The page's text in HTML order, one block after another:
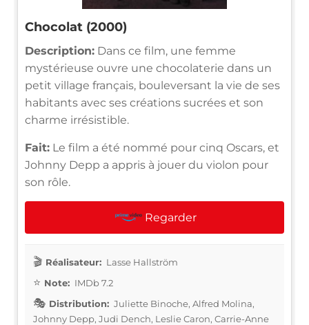
Chocolat (2000)
Description: Dans ce film, une femme
mystérieuse ouvre une chocolaterie dans un
petit village français, bouleversant la vie de ses
habitants avec ses créations sucrées et son
charme irrésistible.
Fait: Le film a été nommé pour cinq Oscars, et
Johnny Depp a appris à jouer du violon pour
son rôle.
Regarder
Réalisateur: Lasse Hallström
Note: IMDb 7.2
Distribution: Juliette Binoche, Alfred Molina,
Johnny Depp, Judi Dench, Leslie Caron, Carrie-Anne